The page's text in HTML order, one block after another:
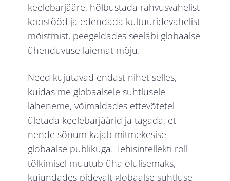
keelebarjääre, hõlbustada rahvusvahelist
koostööd ja edendada kultuuridevahelist
mõistmist, peegeldades seeläbi globaalse
ühenduvuse laiemat mõju.
Need kujutavad endast nihet selles,
kuidas me globaalsele suhtlusele
läheneme, võimaldades ettevõtetel
ületada keelebarjäärid ja tagada, et
nende sõnum kajab mitmekesise
globaalse publikuga. Tehisintellekti roll
tõlkimisel muutub üha olulisemaks,
kujundades pidevalt globaalse suhtluse